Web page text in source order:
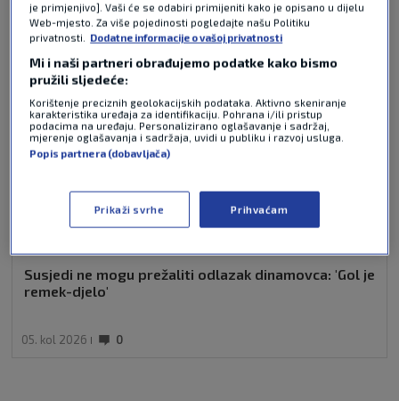
Susjedi ne mogu prežaliti odlazak dinamovca: 'Gol je
remek-djelo'
05. kol 2026 0
je primjenjivo]. Vaši će se odabiri primijeniti kako je opisano u dijelu
Web-mjesto. Za više pojedinosti pogledajte našu Politiku
privatnosti.
Dodatne informacije o vašoj privatnosti
Mi i naši partneri obrađujemo podatke kako bismo
pružili sljedeće:
Korištenje preciznih geolokacijskih podataka. Aktivno skeniranje
karakteristika uređaja za identifikaciju. Pohrana i/ili pristup
podacima na uređaju. Personalizirano oglašavanje i sadržaj,
mjerenje oglašavanja i sadržaja, uvidi u publiku i razvoj usluga.
Popis partnera (dobavljača)
Prikaži svrhe Prihvaćam